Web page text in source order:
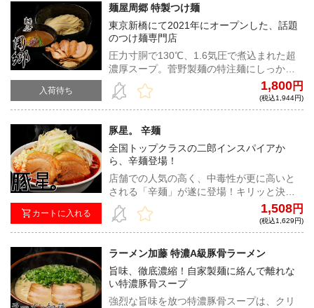
入荷待ち
麺屋周郷 特製つけ麺
東京新橋にて2021年にオープンした、話題
のつけ麺専門店
圧力寸胴で130℃、1.6気圧で煮込まれた超
濃厚スープ。菅野製麺の特注麺にしっかり
と絡みつき、魚介の香りと動物系の厚みの
ある味わいをがつんと口内へと届ける最高
の一杯！
1,800円
(税込1,944円)
カートに入れる
豚星。 辛麺
全国トップクラスの二郎インスパイアか
ら、辛麺登場！
店舗での人気の高く、中毒性が更に高いと
される「辛麺」が遂に登場！キリッと決ま
ったカネシ醤油に、豚の旨味をたっぷりと
まとった微乳化スープへ、刺すような辛味
が加わった最強の逸品！
1,508円
(税込1,629円)
ラーメン加藤 特濃A級豚骨ラーメン
旨味、徹底濃縮！自家製麺に絡んで離れな
い特濃豚骨スープ
強烈な旨味を放つ特濃豚骨スープは、クリ